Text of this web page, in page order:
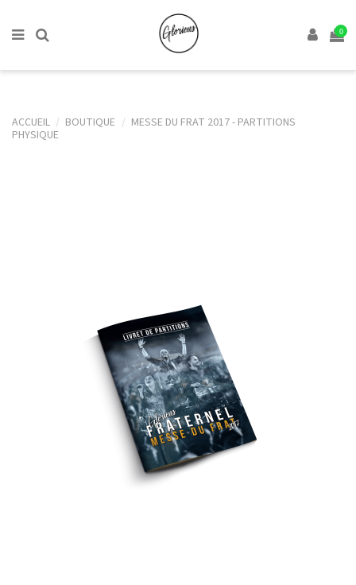
0
ACCUEIL BOUTIQUE
MESSE DU FRAT 2017 - PARTITIONS
PHYSIQUE